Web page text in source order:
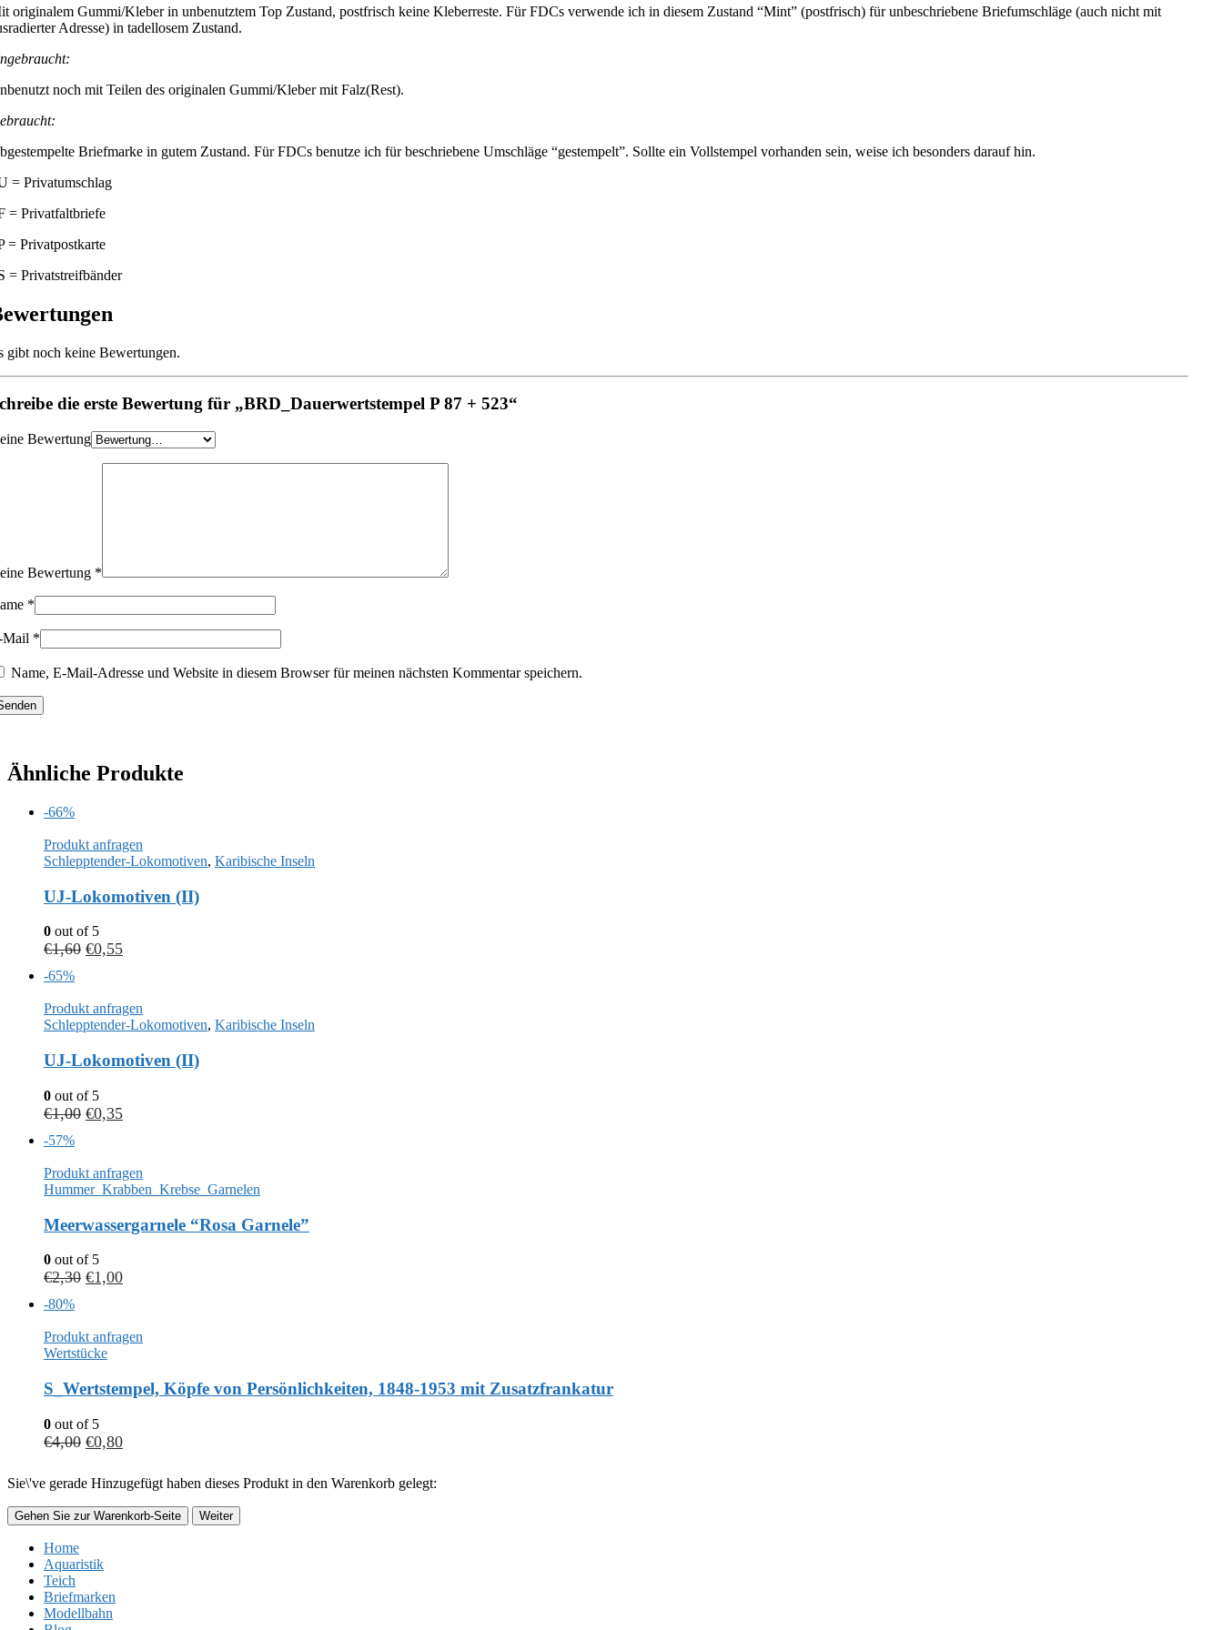
originalem Gummi/Kleber in unbenutztem Top Zustand, postfrisch keine Kleberreste. Für FDCs verwende ich in diesem Zustand “Mint” (postfrisch) für unbeschriebene Briefumschläge (auch nicht mit
Adresse) in tadellosem Zustand.
noch mit Teilen des originalen Gummi/Kleber mit Falz(Rest).
Briefmarke in gutem Zustand. Für FDCs benutze ich für beschriebene Umschläge “gestempelt”. Sollte ein Vollstempel vorhanden sein, weise ich besonders darauf hin.
= Privatumschlag
= Privatfaltbriefe
= Privatpostkarte
= Privatstreifbänder
gibt noch keine Bewertungen.
die erste Bewertung für „BRD_Dauerwertstempel P 87 + 523“
Bewertung
Bewertung *
*
Mail *
Name, E-Mail-Adresse und Website in diesem Browser für meinen nächsten Kommentar speichern.
Ähnliche Produkte
-66%
Produkt anfragen
Schlepptender-Lokomotiven, Karibische Inseln
UJ-Lokomotiven (II)
0 out of 5
€1,60 €0,55
-65%
Produkt anfragen
Schlepptender-Lokomotiven, Karibische Inseln
UJ-Lokomotiven (II)
0 out of 5
€1,00 €0,35
-57%
Produkt anfragen
Hummer_Krabben_Krebse_Garnelen
Meerwassergarnele “Rosa Garnele”
0 out of 5
€2,30 €1,00
-80%
Produkt anfragen
Wertstücke
S_Wertstempel, Köpfe von Persönlichkeiten, 1848-1953 mit Zusatzfrankatur
0 out of 5
€4,00 €0,80
Sie\'ve gerade Hinzugefügt haben dieses Produkt in den Warenkorb gelegt:
Gehen Sie zur Warenkorb-Seite Weiter
Home
Aquaristik
Teich
Briefmarken
Modellbahn